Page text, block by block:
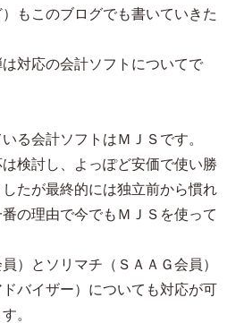
もこのブログでも書いていきた
対応の会計ソフトについてで
る会計ソフトはＭＪＳです。
検討し、よっぽど安価で使い勝
たが最終的には独立前から慣れ
の理由で今でもＭＪＳを使って
）とソリマチ（ＳＡＡＧ会員）
バイザー）についても対応が可
。